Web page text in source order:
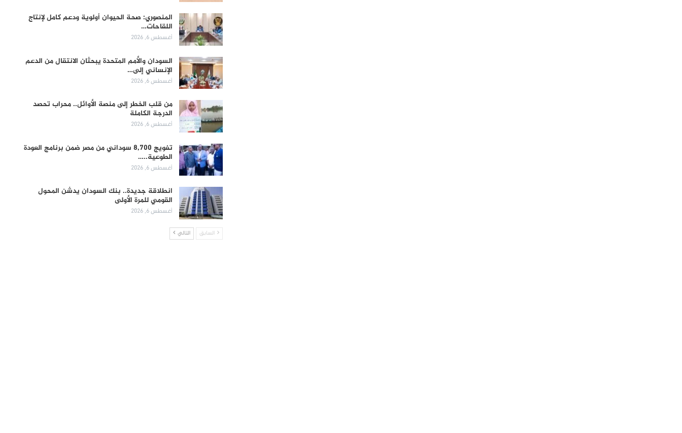
المنصوري: صحة الحيوان أولوية ودعم كامل لإنتاج
اللقاحات…
أغسطس 6, 2026
السودان والأمم المتحدة يبحثان الانتقال من الدعم
الإنساني إلى…
أغسطس 6, 2026
من قلب الخطر إلى منصة الأوائل.. محراب تحصد
الدرجة الكاملة
أغسطس 6, 2026
تفويج 8,700 سوداني من مصر ضمن برنامج العودة
الطوعية..…
أغسطس 6, 2026
انطلاقة جديدة.. بنك السودان يدشن المحول
القومي للمرة الأولى
أغسطس 6, 2026
السابق التالي